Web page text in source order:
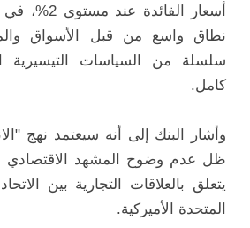
أسعار
نطاق واسع من قبل الأسواق
سلسلة من السياسات التيسيرية
كامل.
وأشار البنك إلى أنه سيعتمد نهج
ظل عدم وضوح المشهد الاقتصادي
يتعلق بالعلاقات التجارية بين
المتحدة الأميركية.